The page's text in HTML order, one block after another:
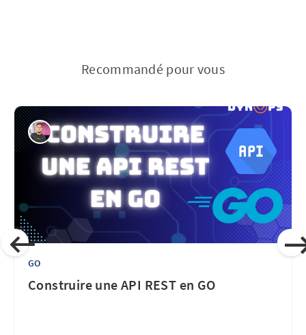
Recommandé pour vous
GO
Construire une API REST en GO